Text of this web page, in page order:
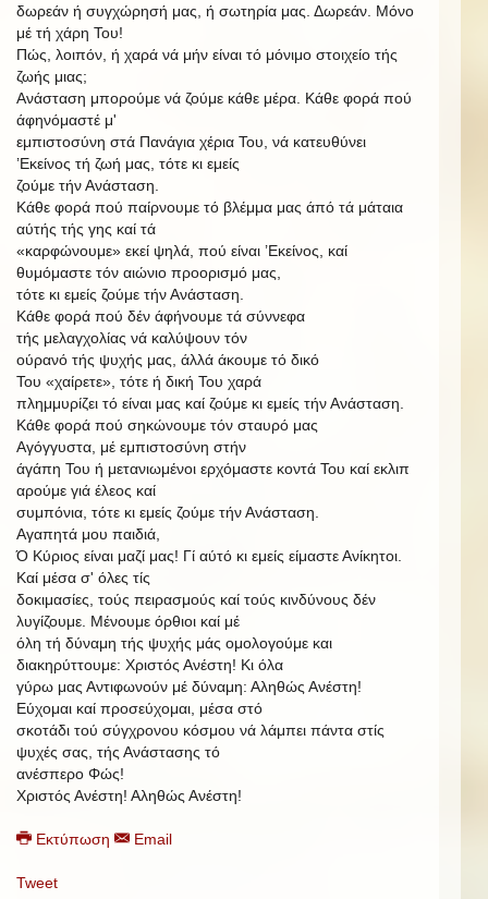
δωρεάν ή συγχώρησή μας, ή σωτηρία μας. Δωρεάν. Μόνο
μέ τή χάρη Του!
Πώς, λοιπόν, ή χαρά νά μήν είναι τό μόνιμο στοιχείο τής
ζωής μιας;
Ανάσταση μπορούμε νά ζούμε κάθε μέρα. Κάθε φορά πού
άφηνόμαστέ μ'
εμπιστοσύνη στά Πανάγια χέρια Του, νά κατευθύνει
’Εκείνος τή ζωή μας, τότε κι εμείς
ζούμε τήν Ανάσταση.
Κάθε φορά πού παίρνουμε τό βλέμμα μας άπό τά μάταια
αύτής τής γης καί τά
«καρφώνουμε» εκεί ψηλά, πού είναι ’Εκείνος, καί
θυμόμαστε τόν αιώνιο προορισμό μας,
τότε κι εμείς ζούμε τήν Ανάσταση.
Κάθε φορά πού δέν άφήνουμε τά σύννεφα
τής μελαγχολίας νά καλύψουν τόν
ούρανό τής ψυχής μας, άλλά άκουμε τό δικό
Του «χαίρετε», τότε ή δική Του χαρά
πλημμυρίζει τό είναι μας καί ζούμε κι εμείς τήν Ανάσταση.
Κάθε φορά πού σηκώνουμε τόν σταυρό μας
Αγόγγυστα, μέ εμπιστοσύνη στήν
άγάπη Του ή μετανιωμένοι ερχόμαστε κοντά Του καί εκλιπ
αρούμε γιά έλεος καί
συμπόνια, τότε κι εμείς ζούμε τήν Ανάσταση.
Αγαπητά μου παιδιά,
Ό Κύριος είναι μαζί μας! Γί αύτό κι εμείς είμαστε Ανίκητοι.
Καί μέσα σ' όλες τίς
δοκιμασίες, τούς πειρασμούς καί τούς κινδύνους δέν
λυγίζουμε. Μένουμε όρθιοι καί μέ
όλη τή δύναμη τής ψυχής μάς ομολογούμε και
διακηρύττουμε: Χριστός Ανέστη! Κι όλα
γύρω μας Αντιφωνούν μέ δύναμη: Αληθώς Ανέστη!
Εύχομαι καί προσεύχομαι, μέσα στό
σκοτάδι τού σύγχρονου κόσμου νά λάμπει πάντα στίς
ψυχές σας, τής Ανάστασης τό
ανέσπερο Φώς!
Χριστός Ανέστη! Αληθώς Ανέστη!
Εκτύπωση Email
Tweet